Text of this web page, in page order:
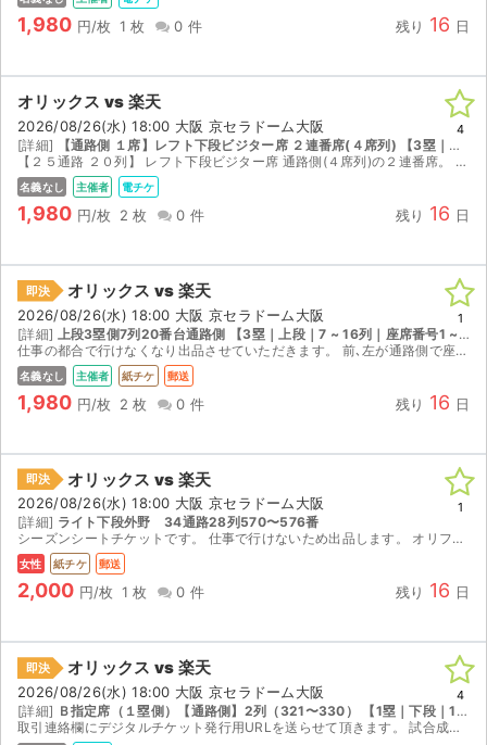
1,980 円/枚 1 枚 0 件 残り 16 日
オリックス vs 楽天
2026/08/26(水) 18:00 大阪 京セラドーム大阪
[詳細]
【通路側 １席】レフト下段ビジター席 ２連番席(４席列) 【3塁｜下段｜18 ~ 33列｜座席番号501 ~ 560】
【２５通路 ２０列】 レフト下段ビジター席 通路側(４席列)の２連番席。 取引連絡にデジタルチケットのURLを送ります。
名義なし 主催者 電チケ
1,980 円/枚 2 枚 0 件 残り 16 日
4
即決 オリックス vs 楽天
2026/08/26(水) 18:00 大阪 京セラドーム大阪
[詳細]
上段3塁側7列20番台通路側 【3塁｜上段｜7 ~ 16列｜座席番号1 ~ 27】
仕事の都合で行けなくなり出品させていただきます。 前､左が通路側で座席の後ろに荷物が置けます。 下段席18列と上段席1列は、ほぼ同じ位置で､この座席はバックネット裏やや左7列目で、バッターボック...
名義なし 主催者 紙チケ 郵送
1,980 円/枚 2 枚 0 件 残り 16 日
1
即決 オリックス vs 楽天
2026/08/26(水) 18:00 大阪 京セラドーム大阪
[詳細] ライト下段外野 34通路28列570〜576番
シーズンシートチケットです。 仕事で行けないため出品します。 オリファンの方どうぞ。
女性 紙チケ 郵送
2,000 円/枚 1 枚 0 件 残り 16 日
1
即決 オリックス vs 楽天
2026/08/26(水) 18:00 大阪 京セラドーム大阪
[詳細] Ｂ指定席（１塁側）【通路側】2列（321〜330） 【1塁｜下段｜1 ~ 17列｜座席番号321 ~ 340】
取引連絡欄にデジタルチケット発行用URLを送らせて頂きます。 試合成立後以降に、受け取り通知連絡お願い致します。
4